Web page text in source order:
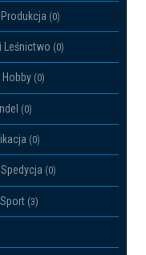
(0)
Leśnictwo (0)
Hobby (0)
(0)
(0)
(0)
(3)